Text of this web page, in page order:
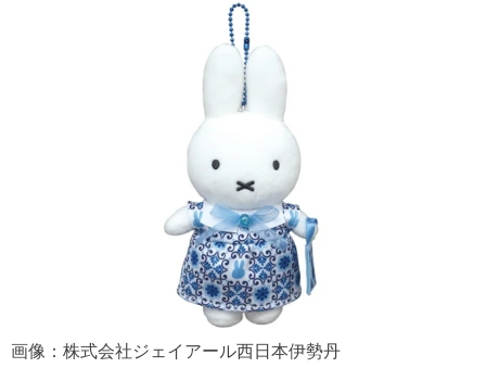
画像：株式会社ジェイアール西日本伊勢丹